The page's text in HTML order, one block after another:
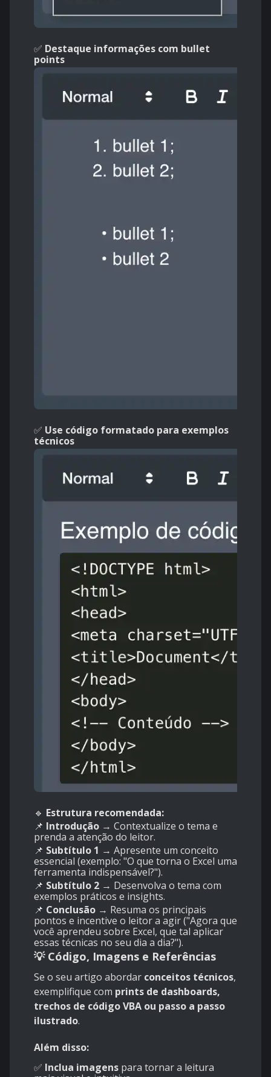
✅ Destaque informações com bullet
points
✅ Use código formatado para exemplos
técnicos
🔹 Estrutura recomendada:
📌 Introdução → Contextualize o tema e
prenda a atenção do leitor.
📌 Subtítulo 1 → Apresente um conceito
essencial (exemplo: "O que torna o Excel uma
ferramenta indispensável?").
📌 Subtítulo 2 → Desenvolva o tema com
exemplos práticos e insights.
📌 Conclusão → Resuma os principais
pontos e incentive o leitor a agir ("Agora que
você aprendeu sobre Excel, que tal aplicar
essas técnicas no seu dia a dia?").
💡 Código, Imagens e Referências
Se o seu artigo abordar conceitos técnicos,
exemplifique com prints de dashboards,
trechos de código VBA ou passo a passo
ilustrado.
Além disso:
✅ Inclua imagens para tornar a leitura